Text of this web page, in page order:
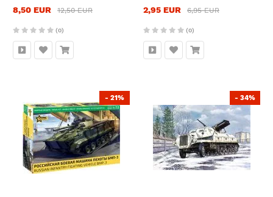
8,50 EUR
12,50 EUR
(0)
2,95 EUR
6,95 EUR
(0)
- 21% - 34%